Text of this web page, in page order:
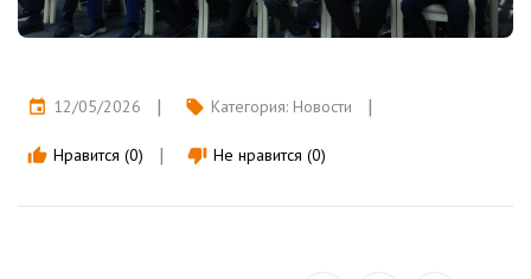
event 12/05/2026 local_offer Категория: Новости
thumb_up Нравится (0) thumb_down Не нравится (0)